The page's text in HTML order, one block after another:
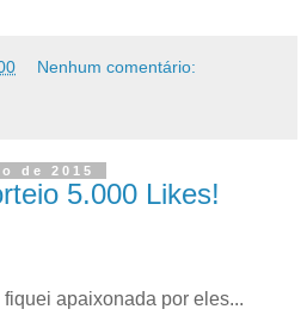
Nenhum comentário:
de 2015
5.000 Likes!
apaixonada por eles...